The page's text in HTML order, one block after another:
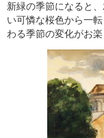
新緑の季節になると
い可憐な桜色から一
わる季節の変化がお楽